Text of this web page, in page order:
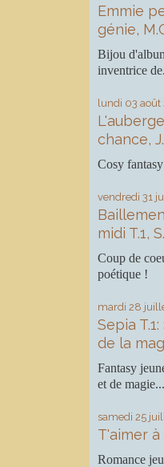
Emmie
génie,
Bijou
inventrice
lundi 03 août
chance,
Cosy
vendredi 31
midi T.1,
Coup de
poétique !
mardi 28
Sepia
de la
Fantasy
et de magie...
samedi 25
T'aimer à
Romance